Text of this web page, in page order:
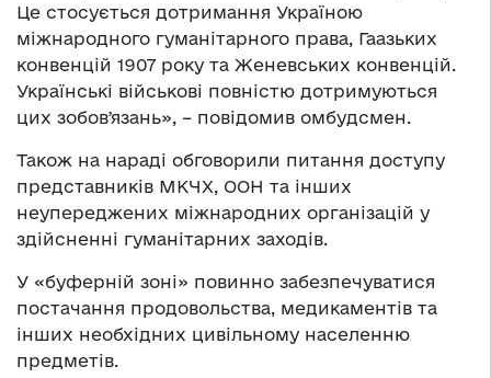
Це стосується дотримання Україною
міжнародного гуманітарного права, Гаазьких
конвенцій 1907 року та Женевських конвенцій.
Українські військові повністю дотримуються
цих зобовʼязань», – повідомив омбудсмен.
Також на нараді обговорили питання доступу
представників МКЧХ, ООН та інших
неупереджених міжнародних організацій у
здійсненні гуманітарних заходів.
У «буферній зоні» повинно забезпечуватися
постачання продовольства, медикаментів та
інших необхідних цивільному населенню
предметів.